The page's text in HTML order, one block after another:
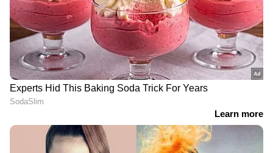
DOWNLOAD APP
കേരളത്തിലെ എല്ലാ വാർത്തകൾKerala